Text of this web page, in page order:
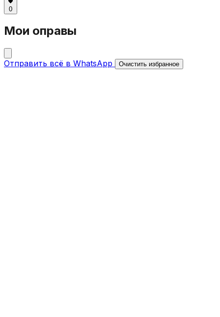
0
Мои оправы
Отправить всё в WhatsApp Очистить избранное